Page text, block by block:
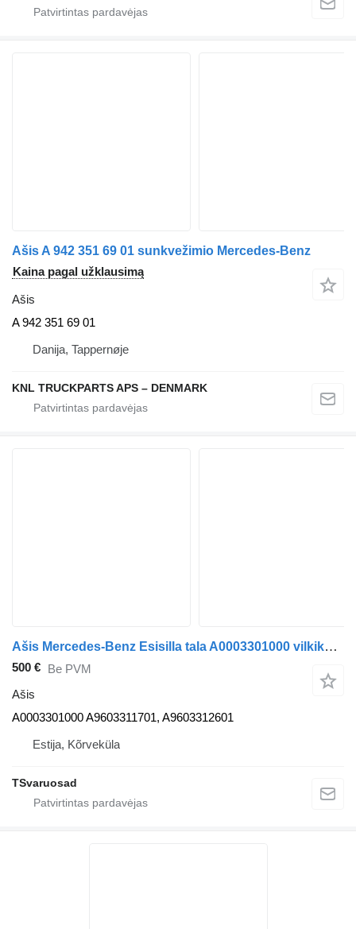
Ašis A 942 351 69 01 sunkvežimio Mercedes-Benz
Kaina pagal užklausimą
Ašis
A 942 351 69 01
Danija, Tappernøje
KNL TRUCKPARTS APS – DENMARK
Ašis Mercedes-Benz Esisilla tala A0003301000 vilkiko Mercedes-Benz Actros
500 € Be PVM
Ašis
A0003301000 A9603311701, A9603312601
Estija, Kõrveküla
TSvaruosad